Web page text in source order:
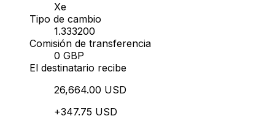
Xe
Tipo de cambio
1.333200
Comisión de transferencia
0 GBP
El destinatario recibe
26,664.00 USD
+347.75 USD